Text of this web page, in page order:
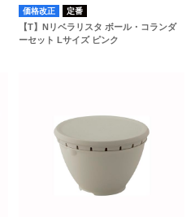
価格改正 定番
【T】Nリベラリスタ ボール・コランダ
ーセット Lサイズ ピンク